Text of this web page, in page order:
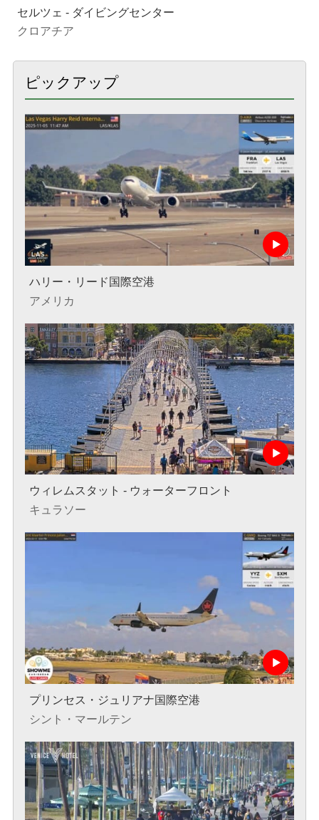
セルツェ - ダイビングセンター
クロアチア
ピックアップ
ハリー・リード国際空港
アメリカ
ウィレムスタット - ウォーターフロント
キュラソー
プリンセス・ジュリアナ国際空港
シント・マールテン